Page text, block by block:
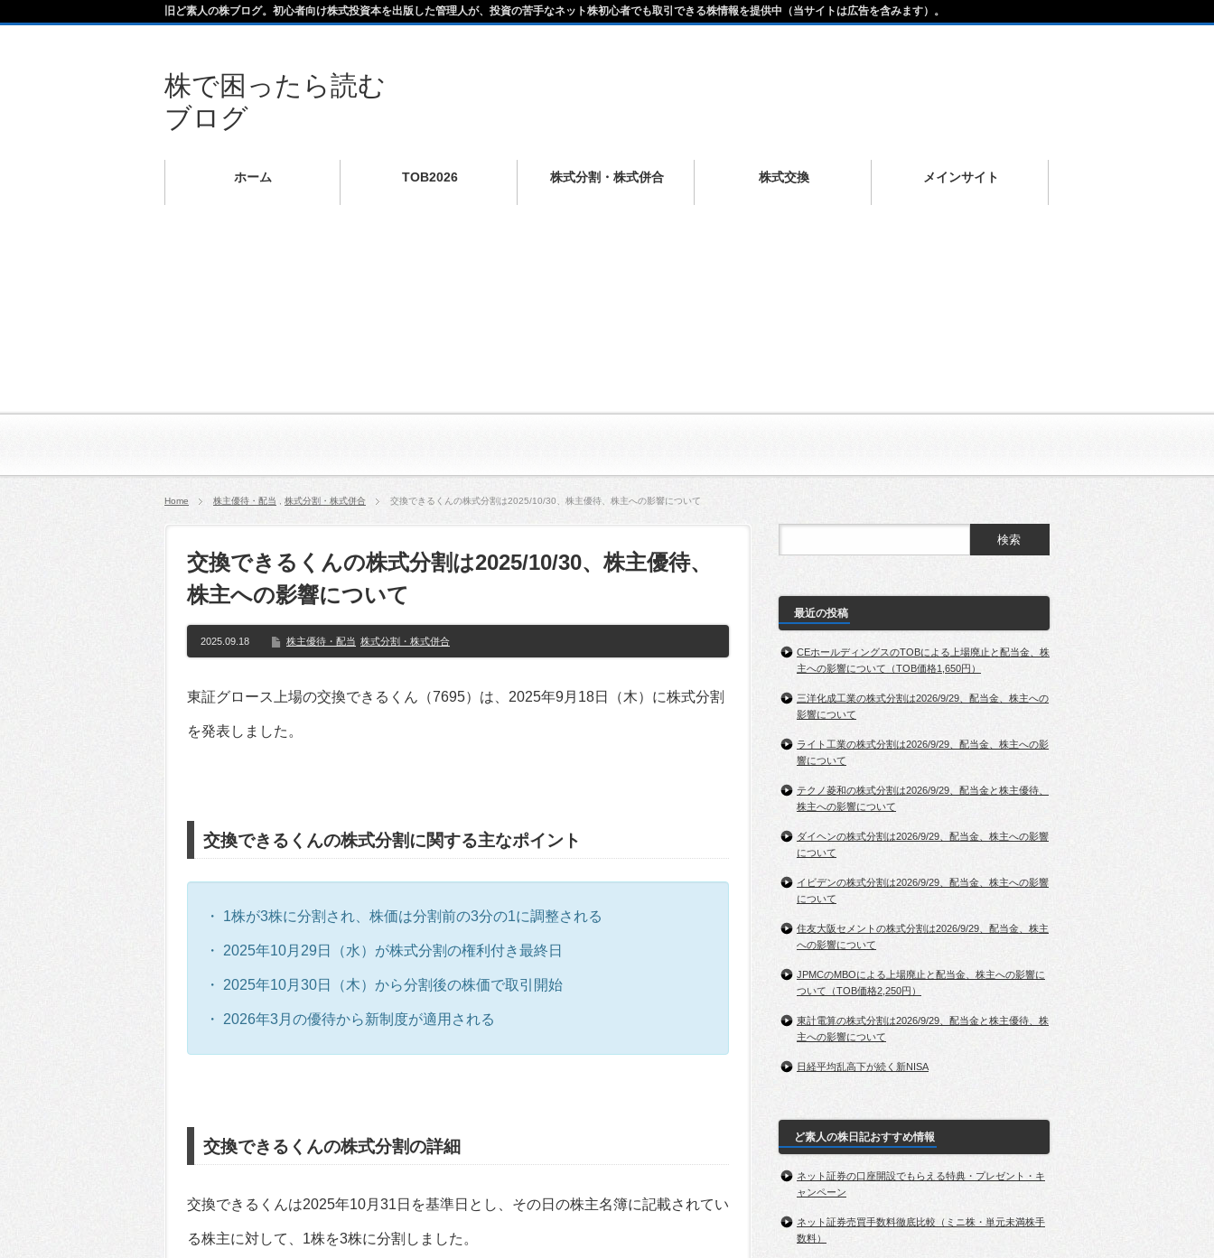
株で困ったら読む
ブログ
ホーム TOB2026 株式分割・株式併合 株式交換 メインサイト
旧ど素人の株ブログ。初心者向け株式投資本を出版した管理人が、投資の苦手なネット株初心者でも取引できる株情報を提供中（当サイトは広告を含みます）。
Home 株主優待・配当 株式分割・株式併合 交換できるくんの株式分割は2025/10/30、株主優待、株主への影響について
交換できるくんの株式分割は2025/10/30、株主優待、
株主への影響について
2025.09.18 株主優待・配当 株式分割・株式併合
東証グロース上場の交換できるくん（7695）は、2025年9月18日（木）に株式分割
を発表しました。
交換できるくんの株式分割に関する主なポイント
・ 1株が3株に分割され、株価は分割前の3分の1に調整される
・ 2025年10月29日（水）が株式分割の権利付き最終日
・ 2025年10月30日（木）から分割後の株価で取引開始
・ 2026年3月の優待から新制度が適用される
交換できるくんの株式分割の詳細
交換できるくんは2025年10月31日を基準日とし、その日の株主名簿に記載されてい
る株主に対して、1株を3株に分割しました。
最近の投稿
CEホールディングスのTOBによる上場廃止と配当金、株
主への影響について（TOB価格1,650円）
三洋化成工業の株式分割は2026/9/29、配当金、株主への
影響について
ライト工業の株式分割は2026/9/29、配当金、株主への影
響について
テクノ菱和の株式分割は2026/9/29、配当金と株主優待、
株主への影響について
ダイヘンの株式分割は2026/9/29、配当金、株主への影響
について
イビデンの株式分割は2026/9/29、配当金、株主への影響
について
住友大阪セメントの株式分割は2026/9/29、配当金、株主
への影響について
JPMCのMBOによる上場廃止と配当金、株主への影響に
ついて（TOB価格2,250円）
東計電算の株式分割は2026/9/29、配当金と株主優待、株
主への影響について
日経平均乱高下が続く新NISA
ど素人の株日記おすすめ情報
ネット証券の口座開設でもらえる特典・プレゼント・キ
ャンペーン
ネット証券売買手数料徹底比較（ミニ株・単元未満株手
数料）